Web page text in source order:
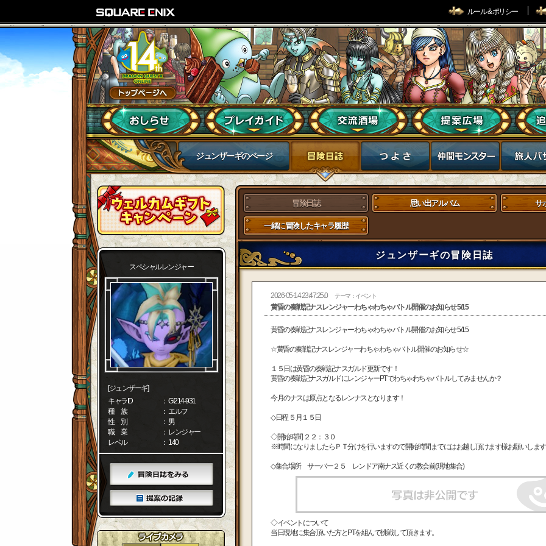
ルール & ポリシー
ジュンザーギのページ
スペシャルレンジャー
[ジュンザーギ]
キャラID
： GI214-931
種 族
： エルフ
性 別
： 男
職 業
： レンジャー
レベル
： 140
冒険日誌 思い出アルバム サ
一緒に冒険したキャラ履歴
ジュンザーギの冒険日誌
2026-05-14 23:47:25.0 テーマ：イベント
黄昏の奏戦記ナスレンジャーわちゃわちゃバトル開催のお知らせ 5/15
黄昏の奏戦記ナスレンジャーわちゃわちゃバトル開催のお知らせ 5/15
☆黄昏の奏戦記ナスレンジャーわちゃわちゃバトル開催のお知らせ☆
１５日は黄昏の奏戦記ナスガルド更新です！
黄昏の奏戦記ナスガルドにレンジャーPTでわちゃわちゃバトルしてみませんか？
今月のナスは原点となるレンナスとなります！
◇日程 ５月１５日
◇開始時間 ２２：３０
※時間になりましたらＰＴ分けを行いますので開始時間までにはお越し頂けます様お願いします
◇集合場所 サーバー２５ レンドア南ナス近くの教会前(現地集合)
◇イベントについて
当日現地に集合頂いた方とPTを組んで挑戦して頂きます。